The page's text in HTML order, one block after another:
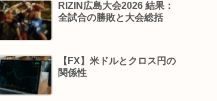
RIZIN広島大会2026 結果：
全試合の勝敗と大会総括
【FX】米ドルとクロス円の
関係性